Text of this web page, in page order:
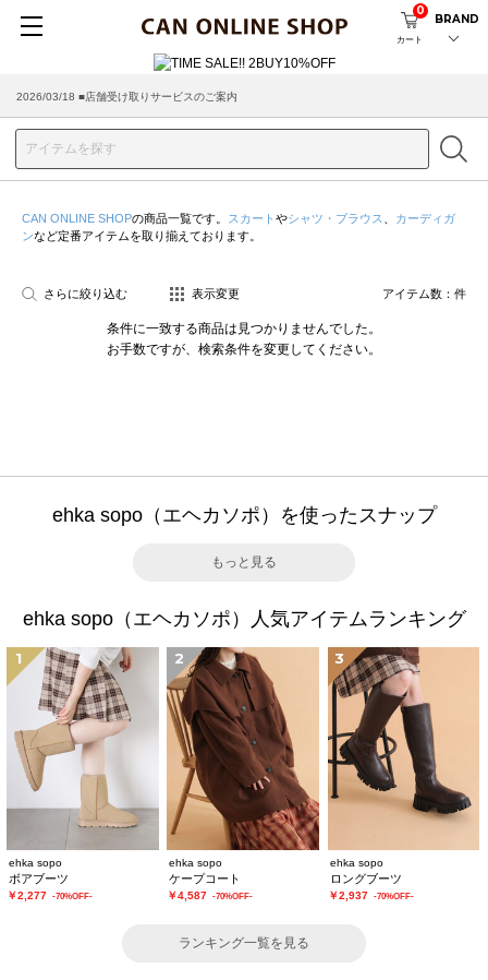
カート
0
BRAND
2026/03/18 ■店舗受け取りサービスのご案内
CAN ONLINE SHOPの商品一覧です。 スカート やシャツ・ブラウス
カーディガ
ンなど定番アイテムを取り揃えております。
さらに絞り込む 表示変更 アイテム数： 件
条件に一致する商品は見つかりませんでした。
お手数ですが、検索条件を変更してください。
ehka sopo（エヘカソポ）を使ったスナップ
もっと見る
ehka sopo（エヘカソポ）人気アイテムランキング
1
ehka sopo
ボアブーツ
￥2,277 -70%OFF-
2
ehka sopo
ケープコート
￥4,587 -70%OFF-
3
ehka sopo
ロングブーツ
￥2,937 -70%OFF-
ランキング一覧を見る